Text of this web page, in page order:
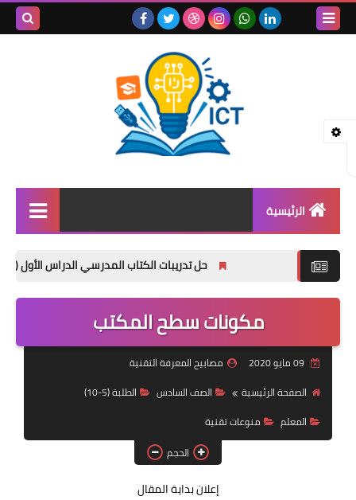
الرئيسية
الطلبة ( 5-10)
الطلبة (11- 12)
اتعلم برمجة
حل تدريبات الكتاب المدرسي الدراس الأول (
مكونات سطح المكتب
مصابيح المعرفة التقنية
الصفحة الرئيسية
الصف السادس
الطلبة (5-10)
المعلم
منوعات تقنية
الحجم
إعلان بداية المقال